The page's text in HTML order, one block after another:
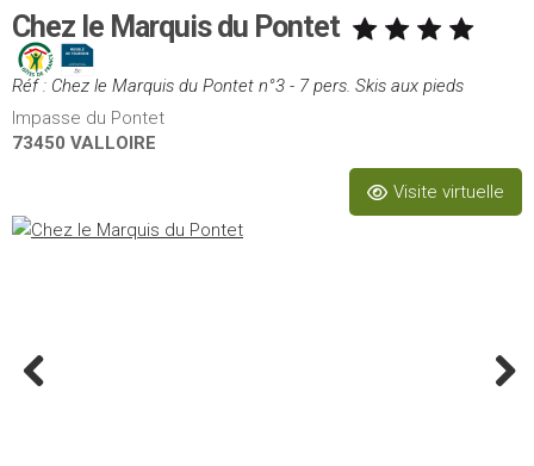
Chez le Marquis du Pontet
Réf : Chez le Marquis du Pontet n°3 - 7 pers. Skis aux pieds
Impasse du Pontet
73450 VALLOIRE
Visite virtuelle